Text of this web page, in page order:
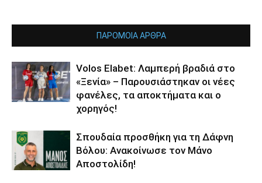
ΠΑΡΟΜΟΙΑ ΑΡΘΡΑ
Volos Elabet: Λαμπερή βραδιά στο
«Ξενία» – Παρουσιάστηκαν οι νέες
φανέλες, τα αποκτήματα και ο
χορηγός!
Σπουδαία προσθήκη για τη Δάφνη
Βόλου: Ανακοίνωσε τον Μάνο
Αποστολίδη!